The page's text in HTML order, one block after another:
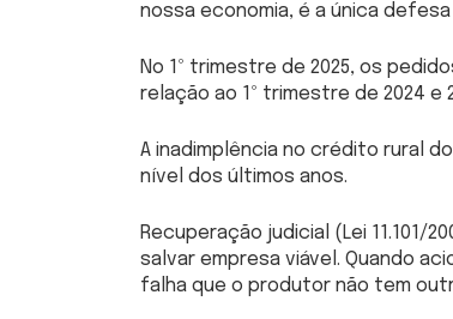
nossa economia, é a única
No 1º trimestre de 2025, os
relação ao 1º trimestre de 2024 e
A inadimplência no crédito rural
nível dos últimos anos.
Recuperação judicial (Lei 11.101/
salvar empresa viável. Quando
falha que o produtor não tem